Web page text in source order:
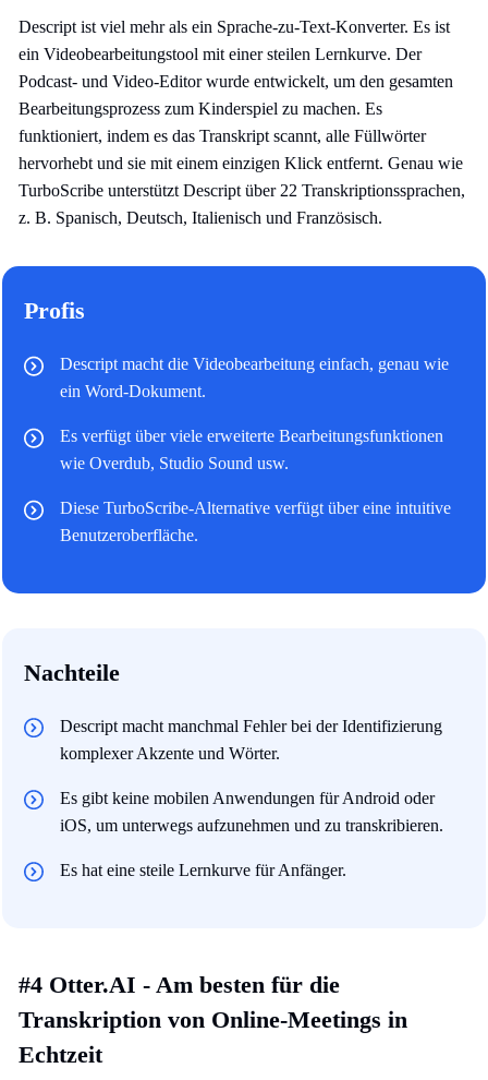
Descript ist viel mehr als ein Sprache-zu-Text-Konverter. Es ist
ein Videobearbeitungstool mit einer steilen Lernkurve. Der
Podcast- und Video-Editor wurde entwickelt, um den gesamten
Bearbeitungsprozess zum Kinderspiel zu machen. Es
funktioniert, indem es das Transkript scannt, alle Füllwörter
hervorhebt und sie mit einem einzigen Klick entfernt. Genau wie
TurboScribe unterstützt Descript über 22 Transkriptionssprachen,
z. B. Spanisch, Deutsch, Italienisch und Französisch.
Profis
Descript macht die Videobearbeitung einfach, genau wie
ein Word-Dokument.
Es verfügt über viele erweiterte Bearbeitungsfunktionen
wie Overdub, Studio Sound usw.
Diese TurboScribe-Alternative verfügt über eine intuitive
Benutzeroberfläche.
Nachteile
Descript macht manchmal Fehler bei der Identifizierung
komplexer Akzente und Wörter.
Es gibt keine mobilen Anwendungen für Android oder
iOS, um unterwegs aufzunehmen und zu transkribieren.
Es hat eine steile Lernkurve für Anfänger.
#4 Otter.AI - Am besten für die
Transkription von Online-Meetings in
Echtzeit